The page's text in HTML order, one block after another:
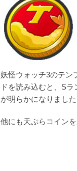
妖怪ウォッチ3のテン
ドを読み込むと、S
が明らかになりました
他にも天ぷらコイン